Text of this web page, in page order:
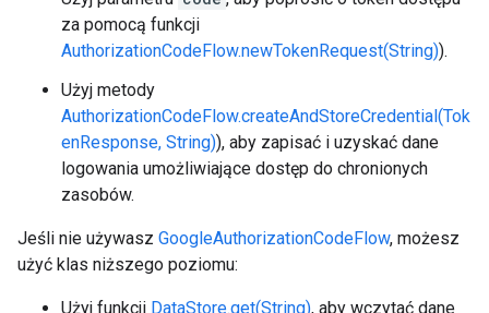
za pomocą funkcji
AuthorizationCodeFlow.newTokenRequest(String)).
Użyj metody
AuthorizationCodeFlow.createAndStoreCredential(Tok
enResponse, String)), aby zapisać i uzyskać dane
logowania umożliwiające dostęp do chronionych
zasobów.
Jeśli nie używasz GoogleAuthorizationCodeFlow, możesz
użyć klas niższego poziomu:
Użyj funkcji DataStore.get(String), aby wczytać dane